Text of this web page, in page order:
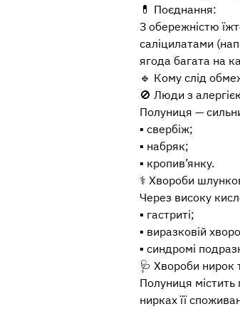
💊 Поєднання:
З обережністю
саліцилатами
ягода багата на
🔹 Кому слід
🚫 Люди з
Полуниця —
▪️ свербіж;
▪️ набряк;
▪️ кропив’янку.
⚕️ Хвороби
Через високу
▪️ гастриті;
▪️ виразковій
▪️ синдромі
🩺 Хвороби нирок
Полуниця
нирках її